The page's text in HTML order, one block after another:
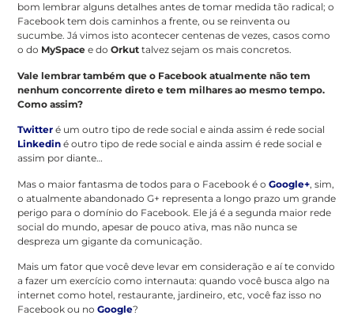
bom lembrar alguns detalhes antes de tomar medida tão radical; o
Facebook tem dois caminhos a frente, ou se reinventa ou
sucumbe. Já vimos isto acontecer centenas de vezes, casos como
o do MySpace e doOrkut talvez sejam os mais concretos.
Vale lembrar também que o Facebook atualmente não tem
nenhum concorrente direto e tem milhares ao mesmo tempo.
Como assim?
Twitter é um outro tipo de rede social e ainda assim é rede social
Linkedin é outro tipo de rede social e ainda assim é rede social e
assim por diante…
Mas o maior fantasma de todos para o Facebook é oGoogle+, sim,
o atualmente abandonado G+ representa a longo prazo um grande
perigo para o domínio do Facebook. Ele já é a segunda maior rede
social do mundo, apesar de pouco ativa, mas não nunca se
despreza um gigante da comunicação.
Mais um fator que você deve levar em consideração e aí te convido
a fazer um exercício como internauta: quando você busca algo na
internet como hotel, restaurante, jardineiro, etc, você faz isso no
Facebook ou noGoogle?